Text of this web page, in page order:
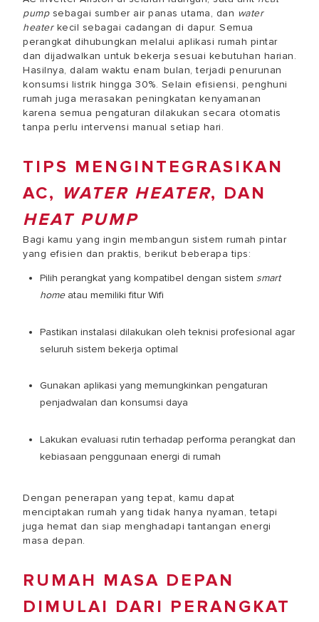
pumpsebagai sumber air panas utama, dan water
heaterkecil sebagai cadangan di dapur. Semua
perangkat dihubungkan melalui aplikasi rumah pintar
dan dijadwalkan untuk bekerja sesuai kebutuhan harian.
Hasilnya, dalam waktu enam bulan, terjadi penurunan
konsumsi listrik hingga 30%. Selain efisiensi, penghuni
rumah juga merasakan peningkatan kenyamanan
karena semua pengaturan dilakukan secara otomatis
tanpa perlu intervensi manual setiap hari.
TIPS MENGINTEGRASIKAN
AC, WATER HEATER, DAN
HEAT PUMP
Bagi kamu yang ingin membangun sistem rumah pintar
yang efisien dan praktis, berikut beberapa tips:
Pilih perangkat yang kompatibel dengan sistem smart
homeatau memiliki fitur Wifi
Pastikan instalasi dilakukan oleh teknisi profesional agar
seluruh sistem bekerja optimal
Gunakan aplikasi yang memungkinkan pengaturan
penjadwalan dan konsumsi daya
Lakukan evaluasi rutin terhadap performa perangkat dan
kebiasaan penggunaan energi di rumah
Dengan penerapan yang tepat, kamu dapat
menciptakan rumah yang tidak hanya nyaman, tetapi
juga hemat dan siap menghadapi tantangan energi
masa depan.
RUMAH MASA DEPAN
DIMULAI DARI PERANGKAT